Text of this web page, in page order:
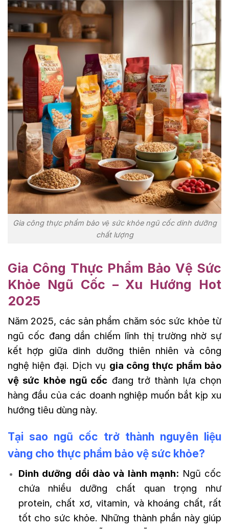
Gia công thực phẩm bảo vệ sức khỏe ngũ cốc dinh dưỡng
chất lượng
Gia Công Thực Phẩm Bảo Vệ Sức
Khỏe Ngũ Cốc – Xu Hướng Hot
2025
Năm 2025, các sản phẩm chăm sóc sức khỏe từ
ngũ cốc đang dần chiếm lĩnh thị trường nhờ sự
kết hợp giữa dinh dưỡng thiên nhiên và công
nghệ hiện đại. Dịch vụ gia công thực phẩm bảo
vệ sức khỏe ngũ cốc đang trở thành lựa chọn
hàng đầu của các doanh nghiệp muốn bắt kịp xu
hướng tiêu dùng này.
Tại sao ngũ cốc trở thành nguyên liệu
vàng cho thực phẩm bảo vệ sức khỏe?
Dinh dưỡng dồi dào và lành mạnh: Ngũ cốc
chứa nhiều dưỡng chất quan trọng như
protein, chất xơ, vitamin, và khoáng chất, rất
tốt cho sức khỏe. Những thành phần này giúp